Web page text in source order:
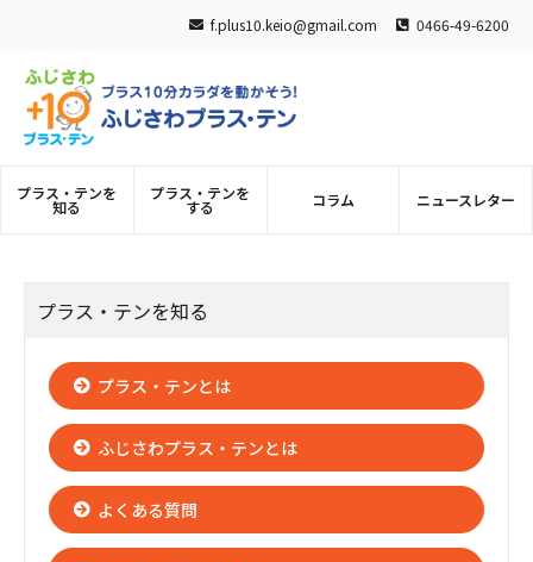
f.plus10.keio@gmail.com 0466-49-6200
プラス・テンを
知る
プラス・テンを
する コラム ニュースレター
プラス・テンを知る
プラス・テンとは
ふじさわプラス・テンとは
よくある質問